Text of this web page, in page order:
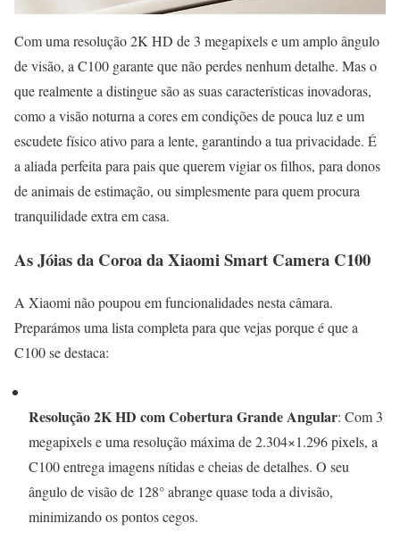
Com uma resolução 2K HD de 3 megapixels e um amplo ângulo
de visão, a C100 garante que não perdes nenhum detalhe. Mas o
que realmente a distingue são as suas características inovadoras,
como a visão noturna a cores em condições de pouca luz e um
escudete físico ativo para a lente, garantindo a tua privacidade. É
a aliada perfeita para pais que querem vigiar os filhos, para donos
de animais de estimação, ou simplesmente para quem procura
tranquilidade extra em casa.
As Jóias da Coroa da Xiaomi Smart Camera C100
A Xiaomi não poupou em funcionalidades nesta câmara.
Preparámos uma lista completa para que vejas porque é que a
C100 se destaca:
Resolução 2K HD com Cobertura Grande Angular: Com 3
megapixels e uma resolução máxima de 2.304×1.296 pixels, a
C100 entrega imagens nítidas e cheias de detalhes. O seu
ângulo de visão de 128° abrange quase toda a divisão,
minimizando os pontos cegos.